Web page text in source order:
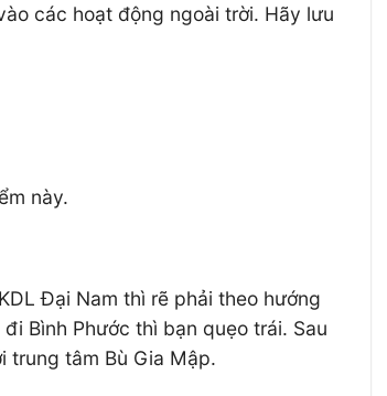
các hoạt động ngoài trời. Hãy lưu
này.
Đại Nam thì rẽ phải theo hướng
Bình Phước thì bạn quẹo trái. Sau
trung tâm Bù Gia Mập.